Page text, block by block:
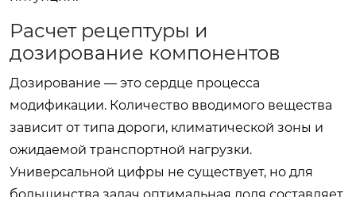
Расчет рецептуры и
дозирование компонентов
Дозирование — это сердце процесса
модификации. Количество вводимого вещества
зависит от типа дороги, климатической зоны и
ожидаемой транспортной нагрузки.
Универсальной цифры не существует, но для
большинства задач оптимальная доля составляет